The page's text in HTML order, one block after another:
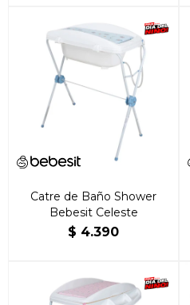
Catre de Baño Shower
Bebesit Celeste
$ 4.390